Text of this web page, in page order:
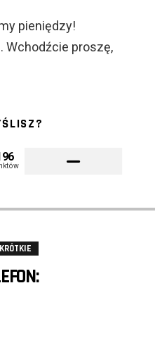
pieniędzy!
Wchodźcie proszę,
KRÓTKIE